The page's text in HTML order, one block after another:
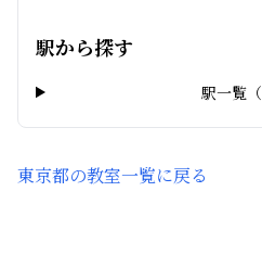
駅から探す
駅一覧（
東京都の教室一覧に戻る